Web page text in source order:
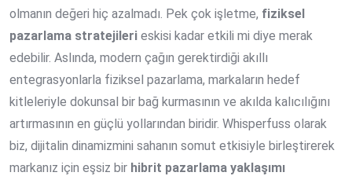
olmanın değeri hiç azalmadı. Pek çok işletme, fiziksel
pazarlama stratejileri eskisi kadar etkili mi diye merak
edebilir. Aslında, modern çağın gerektirdiği akıllı
entegrasyonlarla fiziksel pazarlama, markaların hedef
kitleleriyle dokunsal bir bağ kurmasının ve akılda kalıcılığını
artırmasının en güçlü yollarından biridir. Whisperfuss olarak
biz, dijitalin dinamizmini sahanın somut etkisiyle birleştirerek
markanız için eşsiz bir hibrit pazarlama yaklaşımı